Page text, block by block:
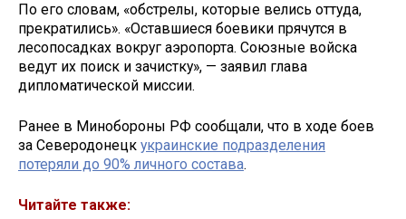
По его словам, «обстрелы, которые велись оттуда,
прекратились». «Оставшиеся боевики прячутся в
лесопосадках вокруг аэропорта. Союзные войска
ведут их поиск и зачистку», — заявил глава
дипломатической миссии.
Ранее в Минобороны РФ сообщали, что в ходе боев
за Северодонецк украинские подразделения
потеряли до 90% личного состава.
Читайте также: